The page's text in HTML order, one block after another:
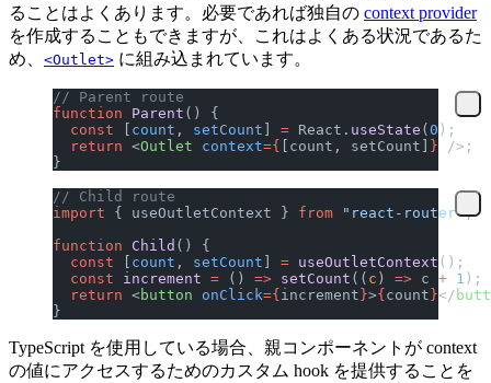
ることはよくあります。必要であれば独自の context provider
を作成することもできますが、これはよくある状況であるた
め、 <Outlet> に組み込まれています。
// Parent route
function Parent () {
  const
[ count , setCount ] = React. useState (0 );
  return
<Outlet context={ [count, setCount] } />;
}
// Child route
import { useOutletContext } from "react-router";
function Child () {
  const
[ count , setCount ] = useOutletContext ();
  const
increment = () => setCount (( c ) => c + 1 );
  return
<button onClick={increment}>{count}</
}
TypeScript を使用している場合、親コンポーネントが context
の値にアクセスするためのカスタム hook を提供することを